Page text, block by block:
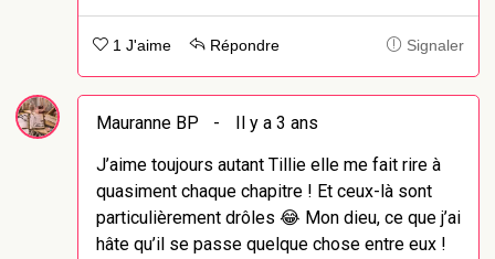
1 J'aime Répondre Signaler
Mauranne BP -
Il y a 3 ans
J’aime toujours autant Tillie elle me fait rire à
quasiment chaque chapitre ! Et ceux-là sont
particulièrement drôles 😂 Mon dieu, ce que j’ai
hâte qu’il se passe quelque chose entre eux !